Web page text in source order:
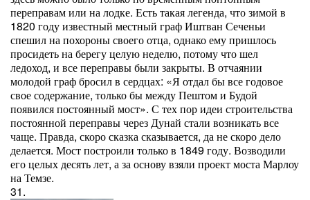
переправам или на лодке. Есть такая легенда, что зимой в
1820 году известный местный граф Иштван Сеченьи
спешил на похороны своего отца, однако ему пришлось
просидеть на берегу целую неделю, потому что шел
ледоход, и все переправы были закрыты. В отчаянии
молодой граф бросил в сердцах: «Я отдал бы все годовое
свое содержание, только бы между Пештом и Будой
появился постоянный мост». С тех пор идеи строительства
постоянной переправы через Дунай стали возникать все
чаще. Правда, скоро сказка сказывается, да не скоро дело
делается. Мост построили только в 1849 году. Возводили
его целых десять лет, а за основу взяли проект моста Марлоу
на Темзе.
31.